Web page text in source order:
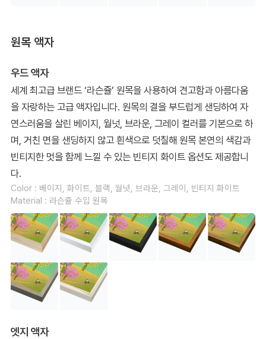
원목 액자
우드 액자
세계 최고급 브랜드 ‘라슨쥴’ 원목을 사용하여 견고함과 아름다움
을 자랑하는 고급 액자입니다. 원목의 결을 부드럽게 샌딩하여 자
연스러움을 살린 베이지, 월넛, 브라운, 그레이 컬러를 기본으로 하
며, 거친 면을 샌딩하지 않고 흰색으로 덧칠해 원목 본연의 색감과
빈티지한 멋을 함께 느낄 수 있는 빈티지 화이트 옵션도 제공합니
다.
Color : 베이지, 화이트, 블랙, 월넛, 브라운, 그레이, 빈티지 화이트
Material : 라슨쥴 수입 원목
엣지 액자